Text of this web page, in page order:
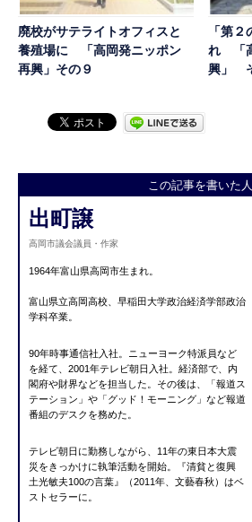
廃校がサテライトオフィスと
養殖場に 「高岡発ニッポン
再興」その９
「第
れ 「
興」
この記事を書いた人
出町譲
高岡市議会議員・作家
1964年富山県高岡市生まれ。
富山県立高岡高校、早稲田大学政治経済学部政治
学科卒業。
90年時事通信社入社。ニューヨーク特派員など
を経て、2001年テレビ朝日入社。経済部で、内
閣府や財界などを担当した。その後は、「報道ス
テーション」や「グッド！モーニング」など報道
番組のデスクを務めた。
テレビ朝日に勤務しながら、11年の東日本大震
災をきっかけに執筆活動を開始。『清貧と復興
土光敏夫100の言葉』（2011年、文藝春秋）はベ
ストセラーに。